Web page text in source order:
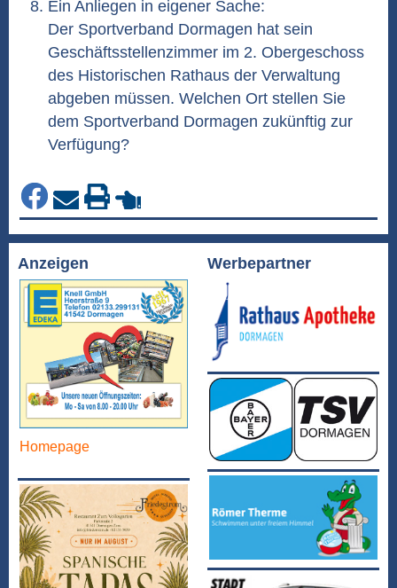
Ein Anliegen in eigener Sache:
Der Sportverband Dormagen hat sein
Geschäftsstellenzimmer im 2. Obergeschoss
des Historischen Rathaus der Verwaltung
abgeben müssen. Welchen Ort stellen Sie
dem Sportverband Dormagen zukünftig zur
Verfügung?
Anzeigen
Homepage
Werbepartner